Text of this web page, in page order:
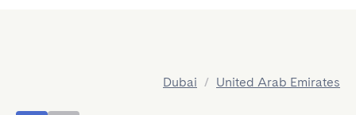
United Arab Emirates
/
Dubai